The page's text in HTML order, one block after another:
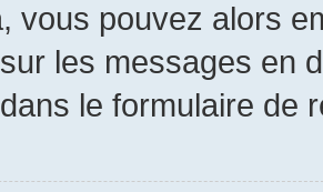
vous pouvez alors
les messages en
le formulaire de